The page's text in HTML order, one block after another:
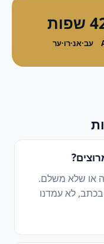
4 שפות
עב·אנ·רו·ער
או שלא משלם.
לא עמדנו